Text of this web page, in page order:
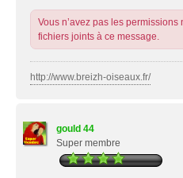
Vous n’avez pas les
fichiers joints à ce message.
http://www.breizh-oiseaux.fr/
gould 44
Super membre